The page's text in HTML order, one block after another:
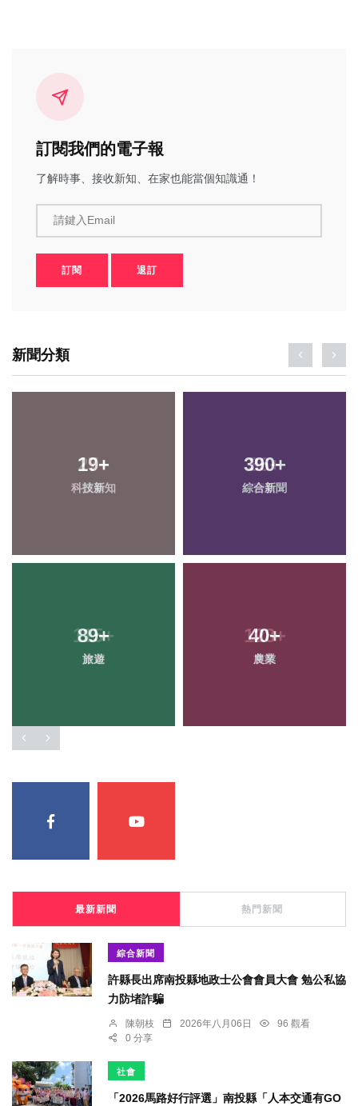
訂閱我們的電子報
了解時事、接收新知、在家也能當個知識通！
請鍵入Email
訂閱 退訂
新聞分類
19+
科技新知
390+
綜合新聞
89+
旅遊
40+
農業
最新新聞 熱門新聞
綜合新聞
許縣長出席南投縣地政士公會會員大會 勉公私協
力防堵詐騙
陳朝枝 2026年八月06日
96 觀看
0 分享
社會
「2026馬路好行評選」南投縣「人本交通有GO